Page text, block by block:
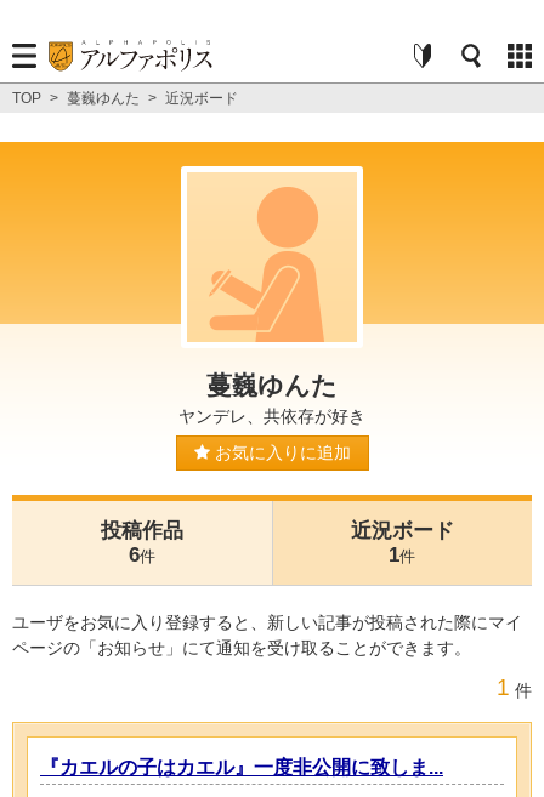
TOP > 蔓巍ゆんた > 近況ボード
蔓巍ゆんた
ヤンデレ、共依存が好き
お気に入りに追加
投稿作品
6件
近況ボード
1件
ユーザをお気に入り登録すると、新しい記事が投稿された際にマイ
ページの「お知らせ」にて通知を受け取ることができます。
1 件
『カエルの子はカエル』一度非公開に致しま...